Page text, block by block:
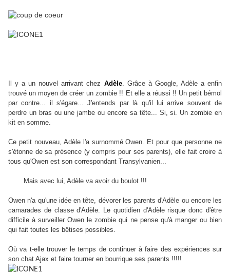
Il y a un nouvel arrivant chez Adèle. Grâce à Google, Adèle a enfin
trouvé un moyen de créer un zombie !! Et elle a réussi !! Un petit bémol
par contre... il s'égare... J'entends par là qu'il lui arrive souvent de
perdre un bras ou une jambe ou encore sa tête... Si, si. Un zombie en
kit en somme.
Ce petit nouveau, Adèle l'a surnommé Owen. Et pour que personne ne
s'étonne de sa présence (y compris pour ses parents), elle fait croire à
tous qu'Owen est son correspondant Transylvanien...
Mais avec lui, Adèle va avoir du boulot !!!
Owen n'a qu'une idée en tête, dévorer les parents d'Adèle ou encore les
camarades de classe d'Adèle. Le quotidien d'Adèle risque donc d'être
difficile à surveiller Owen le zombie qui ne pense qu'à manger ou bien
qui fait toutes les bêtises possibles.
Où va t-elle trouver le temps de continuer à faire des expériences sur
son chat Ajax et faire tourner en bourrique ses parents !!!!!